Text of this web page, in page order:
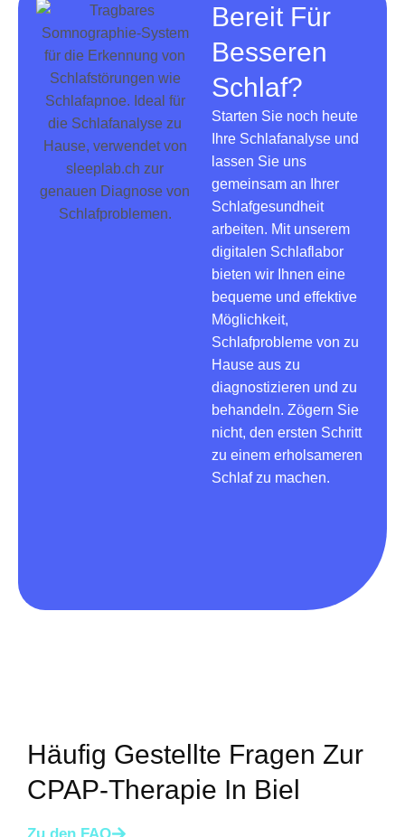
Bereit Für
Besseren
Schlaf?
Starten Sie noch heute
Ihre Schlafanalyse und
lassen Sie uns
gemeinsam an Ihrer
Schlafgesundheit
arbeiten. Mit unserem
digitalen Schlaflabor
bieten wir Ihnen eine
bequeme und effektive
Möglichkeit,
Schlafprobleme von zu
Hause aus zu
diagnostizieren und zu
behandeln. Zögern Sie
nicht, den ersten Schritt
zu einem erholsameren
Schlaf zu machen.
Häufig Gestellte Fragen Zur
CPAP-Therapie In Biel